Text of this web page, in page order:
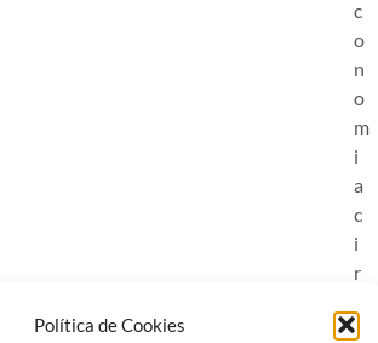
Política de Cookies
c
o
n
o
m
i
a
c
i
r
u